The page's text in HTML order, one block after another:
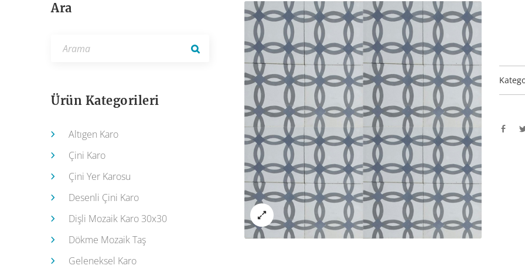
Ara
Ürün Kategorileri
Altıgen Karo
Çini Karo
Çini Yer Karosu
Desenli Çini Karo
Dişli Mozaik Karo 30x30
Dökme Mozaik Taş
Geleneksel Karo